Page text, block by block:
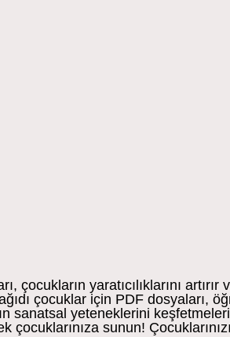
çocukların yaratıcılıklarını
çocuklar için PDF dosyaları,
sanatsal yeteneklerini
çocuklarınıza sunun!